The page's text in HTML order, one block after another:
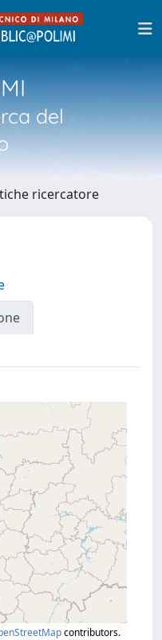
del
ricercatore
contributors.